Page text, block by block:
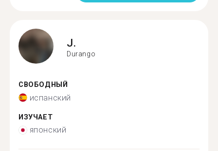
J.
Durango
СВОБОДНЫЙ
испанский
ИЗУЧАЕТ
японский